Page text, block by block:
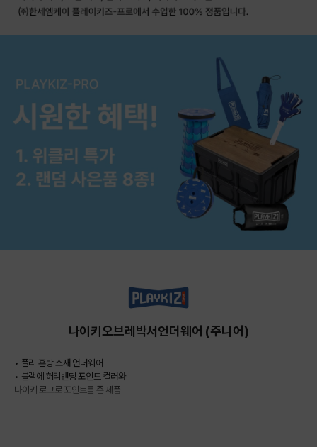
나이키오브레박서언더웨어 (주니어)
• 폴리 혼방 소재 언더웨어
• 블랙에 허리밴딩 포인트 컬러와
나이키 로고로 포인트를 준 제품